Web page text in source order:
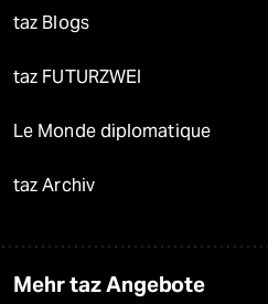
taz Blogs
taz FUTURZWEI
Le Monde diplomatique
taz Archiv
Mehr taz Angebote